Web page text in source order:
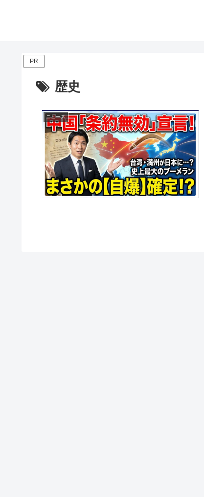
PR
歴史
ニュース